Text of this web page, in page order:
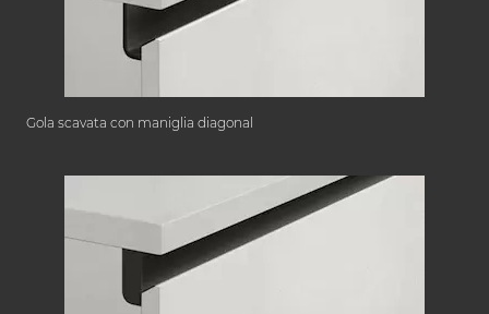
Gola scavata con maniglia diagonal